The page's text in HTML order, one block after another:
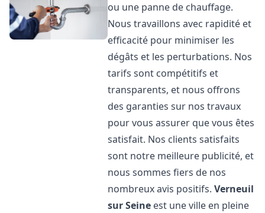
ou une panne de chauffage.
Nous travaillons avec rapidité et
efficacité pour minimiser les
dégâts et les perturbations. Nos
tarifs sont compétitifs et
transparents, et nous offrons
des garanties sur nos travaux
pour vous assurer que vous êtes
satisfait. Nos clients satisfaits
sont notre meilleure publicité, et
nous sommes fiers de nos
nombreux avis positifs.Verneuil
sur Seine est une ville en pleine